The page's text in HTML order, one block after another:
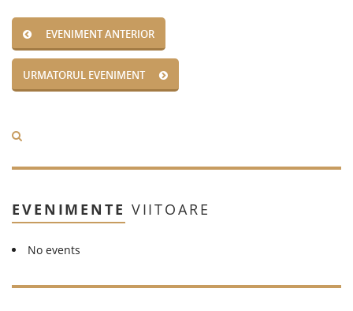
EVENIMENT ANTERIOR
URMATORUL EVENIMENT
EVENIMENTE VIITOARE
No events